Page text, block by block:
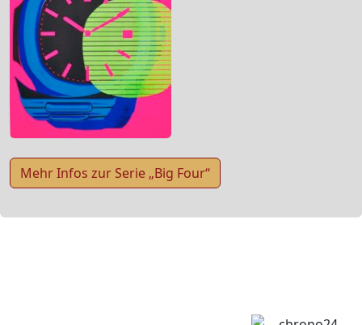
Mehr Infos zur Serie „Big Four“